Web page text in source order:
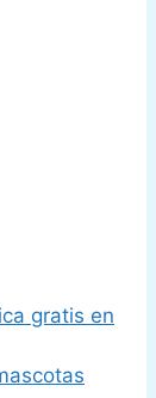
gratis en